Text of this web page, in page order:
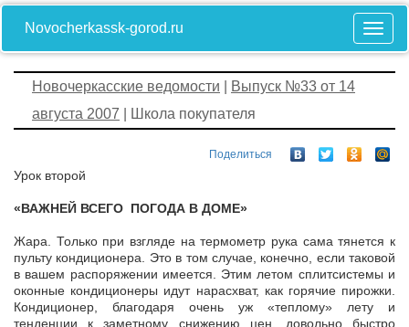
Novocherkassk-gorod.ru
Новочеркасские ведомости
Выпуск №33 от 14
августа 2007 | Школа покупателя
Поделиться
Урок второй
«ВАЖНЕЙ ВСЕГО ­ ПОГОДА В ДОМЕ»
Жара. Только при взгляде на термометр рука сама тянется к
пульту кондиционера. Это в том случае, конечно, если таковой
в вашем распоряжении имеется. Этим летом сплит­системы и
оконные кондиционеры идут нарасхват, как горячие пирожки.
Кондиционер, благодаря очень уж «теплому» лету и
тенденции к заметному снижению цен, довольно быстро